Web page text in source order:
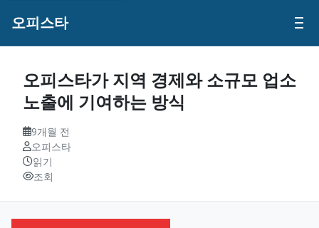
오피스타
오피스타가 지역 경제와 소규모 업소
노출에 기여하는 방식
9개월 전
오피스타
읽기
조회